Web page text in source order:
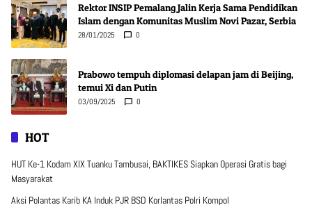
Rektor INSIP Pemalang Jalin Kerja Sama Pendidikan
Islam dengan Komunitas Muslim Novi Pazar, Serbia
28/01/2025 0
Prabowo tempuh diplomasi delapan jam di Beijing,
temui Xi dan Putin
03/09/2025 0
HOT
HUT Ke-1 Kodam XIX Tuanku Tambusai, BAKTIKES Siapkan Operasi Gratis bagi
Masyarakat
Aksi Polantas Karib KA Induk PJR BSD Korlantas Polri Kompol